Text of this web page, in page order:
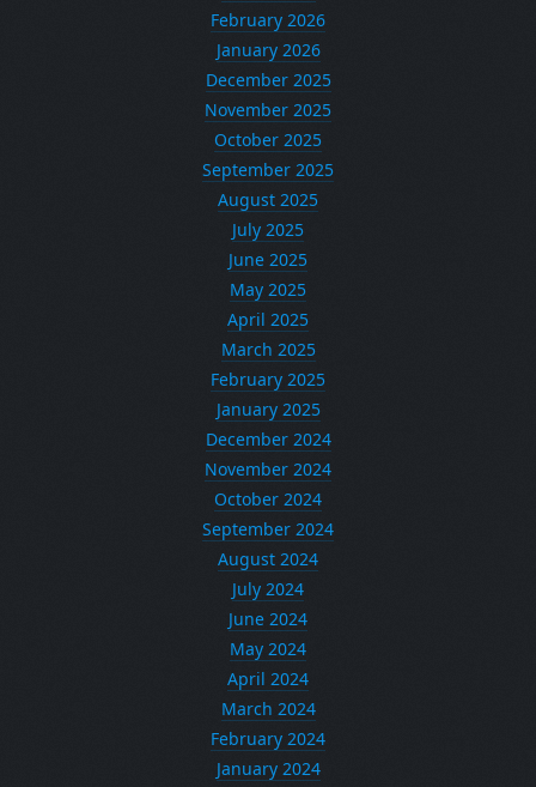
February 2026
January 2026
December 2025
November 2025
October 2025
September 2025
August 2025
July 2025
June 2025
May 2025
April 2025
March 2025
February 2025
January 2025
December 2024
November 2024
October 2024
September 2024
August 2024
July 2024
June 2024
May 2024
April 2024
March 2024
February 2024
January 2024